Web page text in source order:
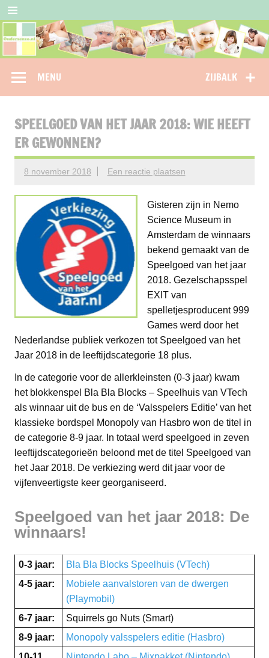
naar
inhoud
Oudersenzo
ZIJBALK
MENU
SPEELGOED VAN HET JAAR 2018: WIE HEEFT
ER GEWONNEN?
8 november 2018 Een reactie plaatsen
Gisteren zijn in Nemo
Science Museum in
Amsterdam de winnaars
bekend gemaakt van de
Speelgoed van het jaar
2018. Gezelschapsspel
EXIT van
spelletjesproducent 999
Games werd door het
Nederlandse publiek verkozen tot Speelgoed van het
Jaar 2018 in de leeftijdscategorie 18 plus.
In de categorie voor de allerkleinsten (0-3 jaar) kwam
het blokkenspel Bla Bla Blocks – Speelhuis van VTech
als winnaar uit de bus en de ‘Valsspelers Editie’ van het
klassieke bordspel Monopoly van Hasbro won de titel in
de categorie 8-9 jaar. In totaal werd speelgoed in zeven
leeftijdscategorieën beloond met de titel Speelgoed van
het Jaar 2018. De verkiezing werd dit jaar voor de
vijfenveertigste keer georganiseerd.
Speelgoed van het jaar 2018: De
winnaars!
0-3 jaar:
Bla Bla Blocks Speelhuis (VTech)
4-5 jaar:
Mobiele aanvalstoren van de dwergen
(Playmobil)
6-7 jaar:
Squirrels go Nuts (Smart)
8-9 jaar:
Monopoly valsspelers editie (Hasbro)